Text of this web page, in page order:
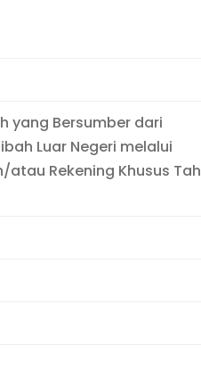
yang Bersumber dari
Luar Negeri melalui
Rekening Khusus